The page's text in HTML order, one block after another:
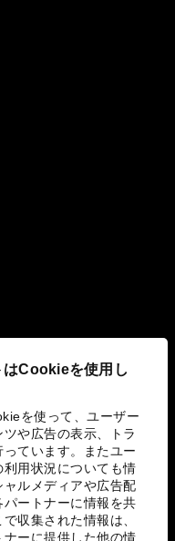
はCookieを使用し
を使って、ユーザー
や広告の表示、トラ
ています。またユー
用状況についても情
ルメディアや広告配
ートナーに情報を共
収集された情報は、
ーに提供した他の情